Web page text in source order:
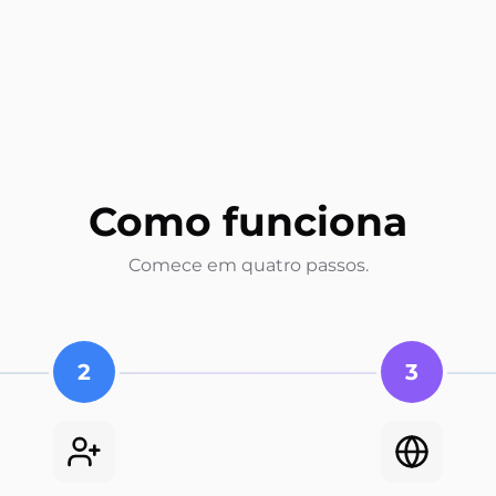
Como funciona
Comece em quatro passos.
2 3